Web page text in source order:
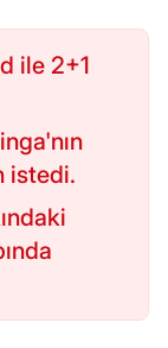
ile 2+1
istedi.